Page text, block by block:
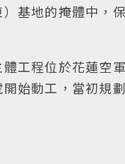
基地的掩體中，
工程位於花蓮空
始動工，當初規